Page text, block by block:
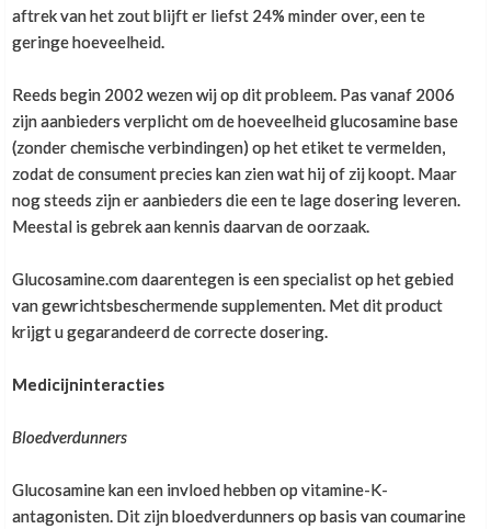
aftrek van het zout blijft er liefst 24% minder over, een te
geringe hoeveelheid.
Reeds begin 2002 wezen wij op dit probleem. Pas vanaf 2006
zijn aanbieders verplicht om de hoeveelheid glucosamine base
(zonder chemische verbindingen) op het etiket te vermelden,
zodat de consument precies kan zien wat hij of zij koopt. Maar
nog steeds zijn er aanbieders die een te lage dosering leveren.
Meestal is gebrek aan kennis daarvan de oorzaak.
Glucosamine.com daarentegen is een specialist op het gebied
van gewrichtsbeschermende supplementen. Met dit product
krijgt u gegarandeerd de correcte dosering.
Medicijninteracties
Bloedverdunners
Glucosamine kan een invloed hebben op vitamine-K-
antagonisten. Dit zijn bloedverdunners op basis van coumarine
Buiten dit kan ik dus wel chondroitine of
glucosamine nemen als preventief middel, aangezien
mijn gewrichten duidelijk niet zo sterk zijn?
Alvast bedankt!
Het is mijn visie dat er sprake is van locken van de
knie wanneer je de maximale gestrekte positie van
dijbeensieren overmatig laat ontspannen verliest de
belangrijke stabilisatoren voor de knie). Er komt dan
voor de stabiliteit van het gewricht.